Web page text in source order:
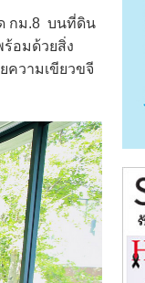
กม.8 บนที่ดิน
ร้อมด้วยสิ่ง
ความเขียวขจี